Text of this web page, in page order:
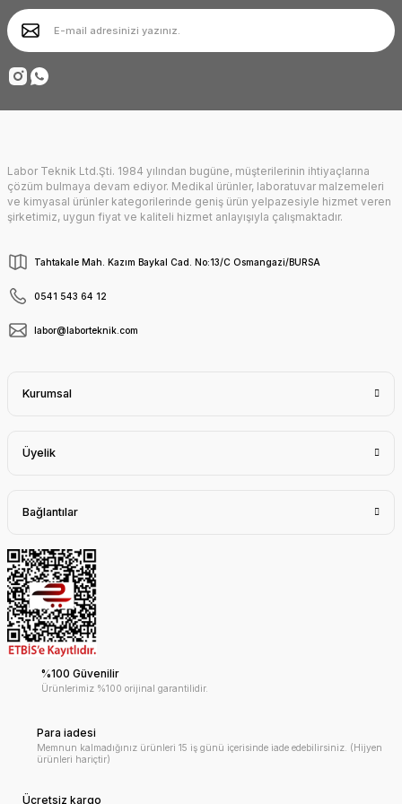
Ürün fiyatı diğer sitelerden daha pahalı.
Bu ürüne benzer farklı alternatifler olmalı.
Gönder
Deneyimini Paylaş
Labor Teknik Ltd.Şti. 1984 yılından bugüne, müşterilerinin ihtiyaçlarına
çözüm bulmaya devam ediyor. Medikal ürünler, laboratuvar malzemeleri
ve kimyasal ürünler kategorilerinde geniş ürün yelpazesiyle hizmet veren
şirketimiz, uygun fiyat ve kaliteli hizmet anlayışıyla çalışmaktadır.
Tahtakale Mah. Kazım Baykal Cad. No:13/C Osmangazi/BURSA
0541 543 64 12
labor@laborteknik.com
Kurumsal
Üyelik
Bağlantılar
%100 Güvenilir
Ürünlerimiz %100 orijinal garantilidir.
Para iadesi
Memnun kalmadığınız ürünleri 15 iş günü içerisinde iade edebilirsiniz. (Hijyen
ürünleri hariçtir)
Ücretsiz kargo